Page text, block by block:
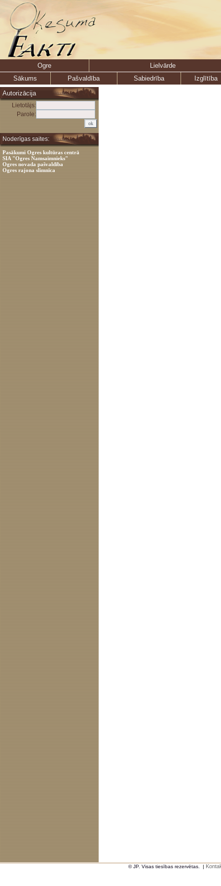
Ogre
Lielvārde
Sākums
Pašvaldība Sabiedrība
Izglītība
Autorizācija
Lietotājs:
Parole:
Noderīgas saites:
Pasākumi Ogres kultūras centrā
SIA "Ogres Namsaimnieks"
Ogres novada pašvaldība
Ogres rajona slimnīca
© JP. Visas tiesības rezervētas. |